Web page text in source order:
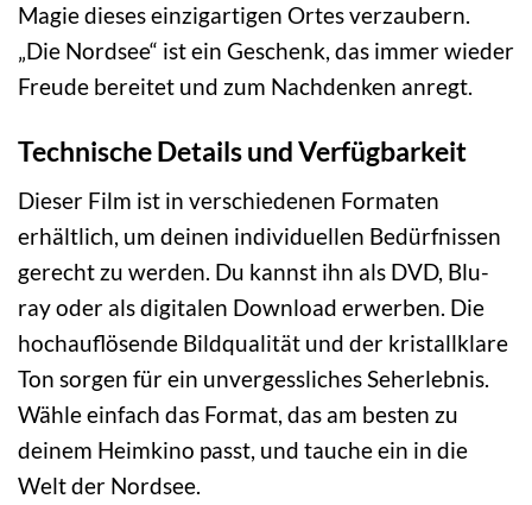
Magie dieses einzigartigen Ortes verzaubern.
„Die Nordsee“ ist ein Geschenk, das immer wieder
Freude bereitet und zum Nachdenken anregt.
Technische Details und Verfügbarkeit
Dieser Film ist in verschiedenen Formaten
erhältlich, um deinen individuellen Bedürfnissen
gerecht zu werden. Du kannst ihn als DVD, Blu-
ray oder als digitalen Download erwerben. Die
hochauflösende Bildqualität und der kristallklare
Ton sorgen für ein unvergessliches Seherlebnis.
Wähle einfach das Format, das am besten zu
deinem Heimkino passt, und tauche ein in die
Welt der Nordsee.